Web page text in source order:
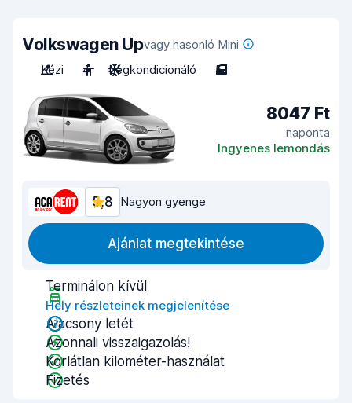
Volkswagen Upvagy hasonló Mini
Kézi
4 Légkondicionáló 5
8047 Ft
naponta
Ingyenes lemondás
5,8 Nagyon gyenge
Ajánlat megtekintése
Terminálon kívül
Hely részleteinek megjelenítése
Alacsony letét
Azonnali visszaigazolás!
Korlátlan kilométer-használat
Fizetés